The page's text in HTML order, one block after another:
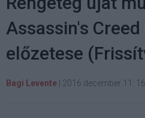
Assassin's
előzetese
Bagi Levente 2016 december 11.